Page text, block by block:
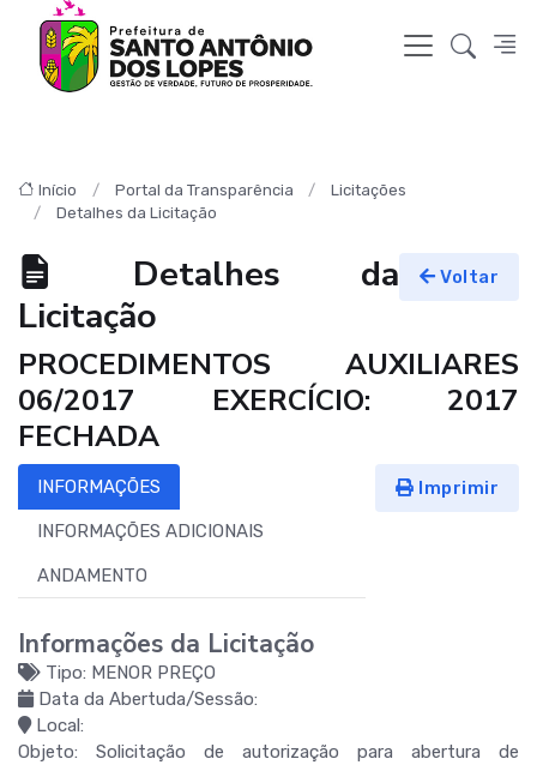
Início Portal da Transparência
Licitações
Detalhes da Licitação
Voltar
Detalhes da
Licitação
PROCEDIMENTOS AUXILIARES
06/2017 EXERCÍCIO: 2017
FECHADA
Imprimir
INFORMAÇÕES
INFORMAÇÕES ADICIONAIS
ANDAMENTO
Informações da Licitação
Tipo: MENOR PREÇO
Data da Abertuda/Sessão:
Local:
Objeto: Solicitação de autorização para abertura de